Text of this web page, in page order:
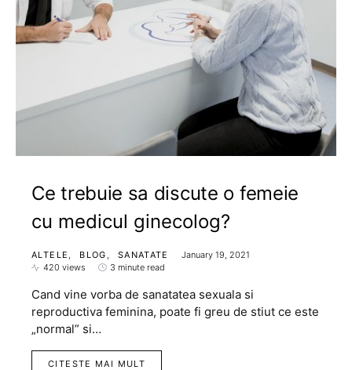
Ce trebuie sa discute o femeie
cu medicul ginecolog?
ALTELE BLOG SANATATE
January 19, 2021
420 views
3 minute read
Cand vine vorba de sanatatea sexuala si
reproductiva feminina, poate fi greu de stiut ce este
„normal” si…
CITESTE MAI MULT